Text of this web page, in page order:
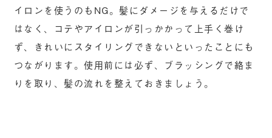
イロンを使うのもNG。髪にダメージを与えるだけで
はなく、コテやアイロンが引っかかって上手く巻け
ず、きれいにスタイリングできないといったことにも
つながります。使用前には必ず、ブラッシングで絡ま
りを取り、髪の流れを整えておきましょう。